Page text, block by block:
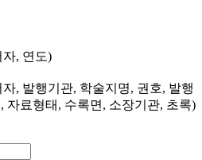
자, 연도)
, 발행기관, 학술지명, 권호, 발행
자료형태, 수록면, 소장기관, 초록)